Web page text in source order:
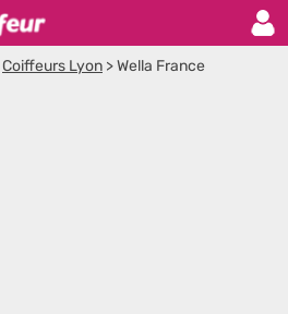
Coiffeurs Lyon >Wella France